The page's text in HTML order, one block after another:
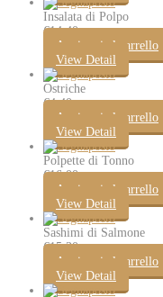
Insalata di Polpo
€14.40
Aggiungi al carrello
View Detail
Ostriche
€4.40
Aggiungi al carrello
View Detail
Polpette di Tonno
€16.00
Aggiungi al carrello
View Detail
Sashimi di Salmone
€15.30
Aggiungi al carrello
View Detail